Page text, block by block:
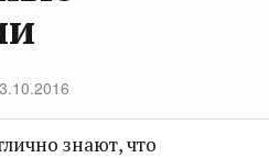
знают, что